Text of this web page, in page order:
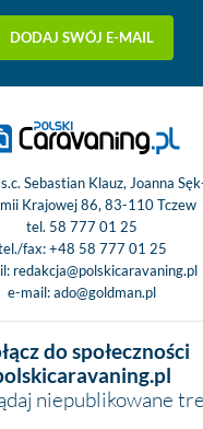
DODAJ SWÓJ E-MAIL
Sebastian Klauz, Joanna
Krajowej 86, 83-110 Tczew
tel. 58 777 01 25
fax:+48 58 777 01 25
redakcja@polskicaravaning.pl
e-mail:ado@goldman.pl
do społeczności
niepublikowane